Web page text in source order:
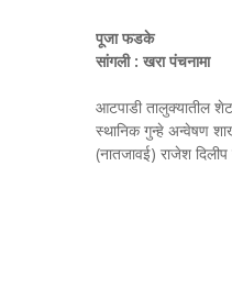
पूजा फडके
सांगली : खरा पंचनामा
आटपाडी तालुक्यातील
स्थानिक गुन्हे अन्वेषण
(नातजावई) राजेश